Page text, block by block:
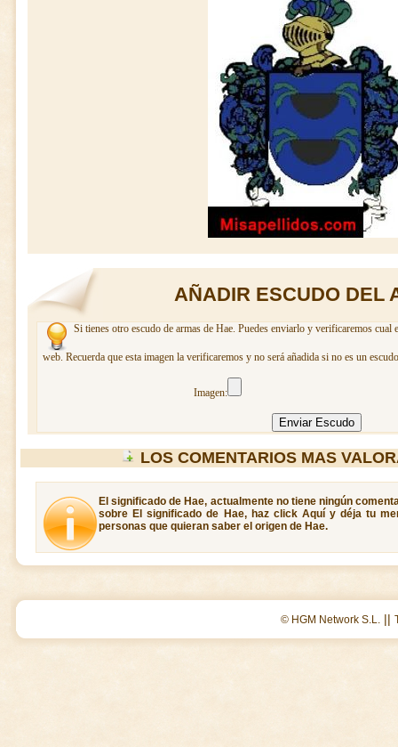
AÑADIR ESCUDO DEL
Si tienes otro escudo de armas de Hae. Puedes enviarlo y verificaremos
web. Recuerda que esta imagen la verificaremos y no será añadida si no es un
Imagen:
LOS COMENTARIOS MAS
El significado de Hae, actualmente no tiene ningún
sobre El significado de Hae, haz click Aquí y déja tu
personas que quieran saber el origen de Hae.
© HGM Network S.L. ||